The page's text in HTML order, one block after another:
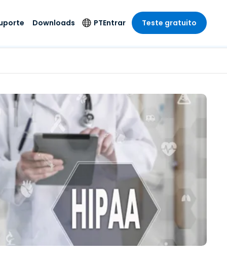
com
On-
Antivírus
Detecção e
Resposta de
Endpoint
Foxpass Acesso e
Controle Wi-Fi
Espaço de Trabalho
Seguro Zero Trust
Shield (Anti-fraude)
Todos os Produtos
Sector Público
e Design
e Finanças
os Setores
Sistema
Downloads PT
Deutsch
Español
Français
Italiano
Nederlands
Português
简体中文
日本語
Entrar Teste gratuito